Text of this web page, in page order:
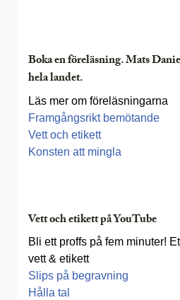
Boka en föreläsning. Mats
hela landet.
Läs mer om föreläsningarna
Framgångsrikt bemötande
Vett och etikett
Konsten att mingla
Vett och etikett på YouTube
Bli ett proffs på fem minuter!
vett & etikett
Slips på begravning
Hålla tal